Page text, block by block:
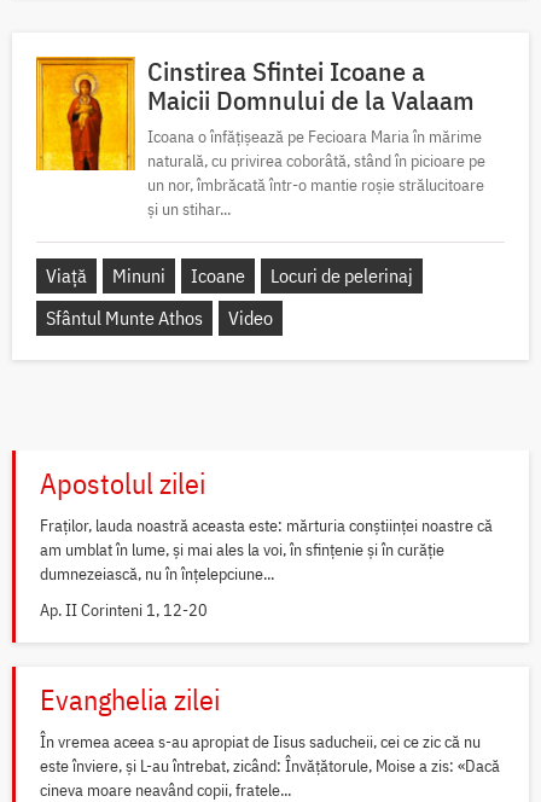
Cinstirea Sfintei Icoane a
Maicii Domnului de la Valaam
Icoana o înfățișează pe Fecioara Maria în mărime
naturală, cu privirea coborâtă, stând în picioare pe
un nor, îmbrăcată într-o mantie roșie strălucitoare
și un stihar...
Viață Minuni Icoane
Locuri de pelerinaj
Sfântul Munte Athos
Video
Apostolul zilei
Fraților, lauda noastră aceasta este: mărturia conștiinței noastre că
am umblat în lume, și mai ales la voi, în sfințenie și în curăție
dumnezeiască, nu în înțelepciune...
Ap. II Corinteni 1, 12-20
Evanghelia zilei
În vremea aceea s-au apropiat de Iisus saducheii, cei ce zic că nu
este înviere, și L-au întrebat, zicând: Învățătorule, Moise a zis: «Dacă
cineva moare neavând copii, fratele...